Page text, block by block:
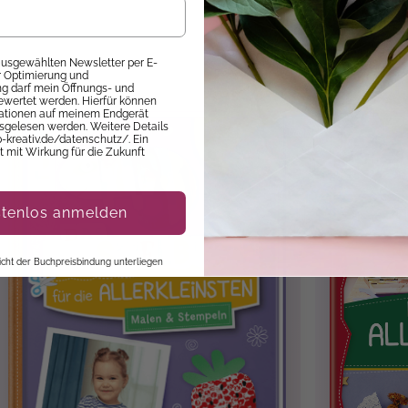
Basteln mit Kleinkindern zum Klacks wird. Alles, was Sie
Papier ist ein besonders geeignetes Material, um
vielfältig sind. Und dabei können sie sich
– schneiden und kleben. Mit diesem Buch werden Sie
bis hin zu Dinosauriern und Piratenschiffen.
für die Allerkleinsten
Newsletter per E-
Optimierung und
darf mein Öffnungs- und
werden. Hierfür können
auf meinem Endgerät
werden. Weitere Details
kreativ.de/datenschutz/. Ein
mit Wirkung für die Zukunft
anmelden
der Buchpreisbindung unterliegen